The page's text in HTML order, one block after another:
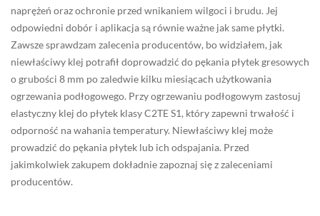
naprężeń oraz ochronie przed wnikaniem wilgoci i brudu. Jej
odpowiedni dobór i aplikacja są równie ważne jak same płytki.
Zawsze sprawdzam zalecenia producentów, bo widziałem, jak
niewłaściwy klej potrafił doprowadzić do pękania płytek gresowych
o grubości 8 mm po zaledwie kilku miesiącach użytkowania
ogrzewania podłogowego. Przy ogrzewaniu podłogowym zastosuj
elastyczny klej do płytek klasy C2TE S1, który zapewni trwałość i
odporność na wahania temperatury. Niewłaściwy klej może
prowadzić do pękania płytek lub ich odspajania. Przed
jakimkolwiek zakupem dokładnie zapoznaj się z zaleceniami
producentów.